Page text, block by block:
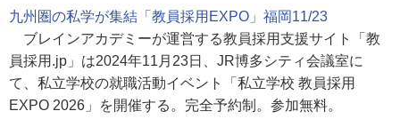
九州圏の私学が集結「教員採用EXPO」福岡11/23
ブレインアカデミーが運営する教員採用支援サイト「教
員採用.jp」は2024年11月23日、JR博多シティ会議室に
て、私立学校の就職活動イベント「私立学校 教員採用
EXPO 2026」を開催する。完全予約制。参加無料。